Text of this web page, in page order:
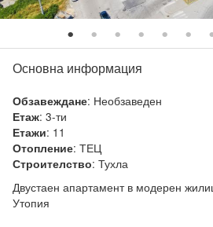
Основна информация
Обзавеждане: Необзаведен
Етаж: 3-ти
Етажи: 11
Отопление: ТЕЦ
Строителство: Тухла
Двустаен апартамент в модерен
Утопия